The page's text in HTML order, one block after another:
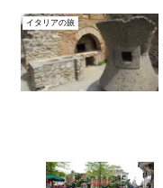
イタリアの旅